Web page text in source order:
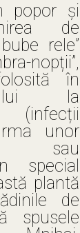
popor și
de
rele”
nopții”,
în
la
(infecții
unor
sau
special
plantă
de
spusele